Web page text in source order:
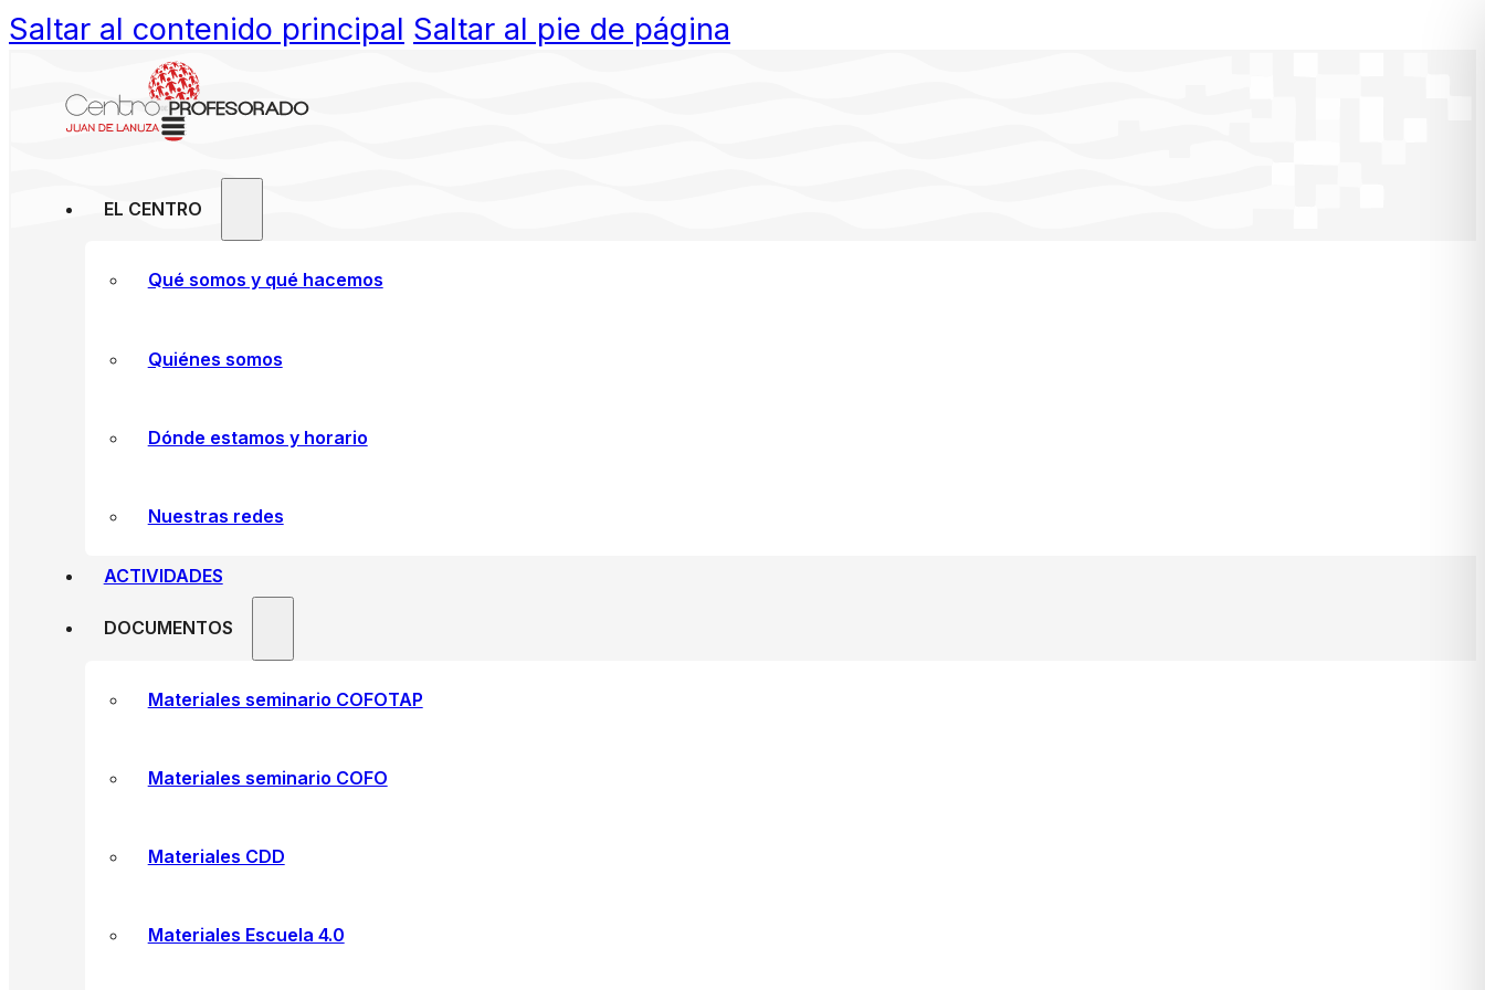
Saltar al contenido principal Saltar al pie de página
EL CENTRO
Qué somos y qué hacemos
Quiénes somos
Dónde estamos y horario
Nuestras redes
ACTIVIDADES
DOCUMENTOS
Materiales seminario COFOTAP
Materiales seminario COFO
Materiales CDD
Materiales Escuela 4.0